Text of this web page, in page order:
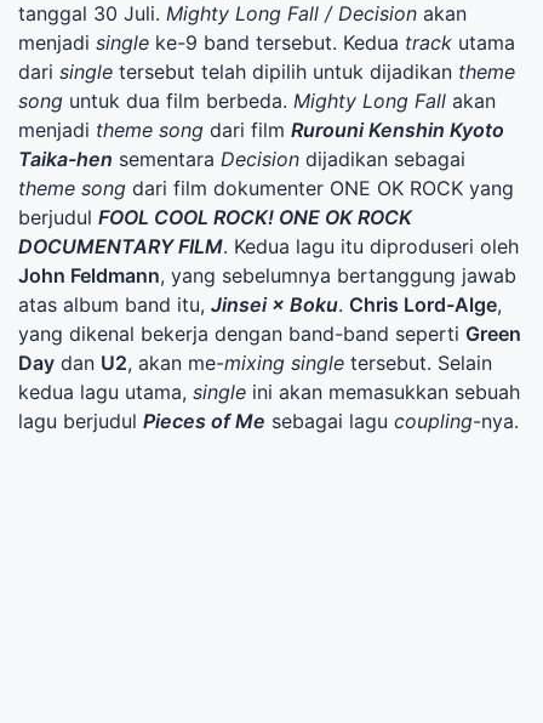
tanggal 30 Juli. Mighty Long Fall / Decision akan
menjadi single ke-9 band tersebut. Kedua track utama
dari single tersebut telah dipilih untuk dijadikan theme
song untuk dua film berbeda. Mighty Long Fall akan
menjadi theme song dari film Rurouni Kenshin Kyoto
Taika-hen sementara Decision dijadikan sebagai
theme song dari film dokumenter ONE OK ROCK yang
berjudul FOOL COOL ROCK! ONE OK ROCK
DOCUMENTARY FILM. Kedua lagu itu diproduseri oleh
John Feldmann, yang sebelumnya bertanggung jawab
atas album band itu, Jinsei × Boku. Chris Lord-Alge,
yang dikenal bekerja dengan band-band seperti Green
Day dan U2, akan me-mixing single tersebut. Selain
kedua lagu utama, single ini akan memasukkan sebuah
lagu berjudul Pieces of Me sebagai lagu coupling-nya.